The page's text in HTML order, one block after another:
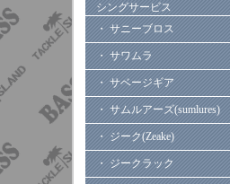
シングサービス
・ サニーブロス
・ サワムラ
・ サベージギア
・ サムルアーズ(sumlures)
・ ジーク(Zeake)
・ ジークラック